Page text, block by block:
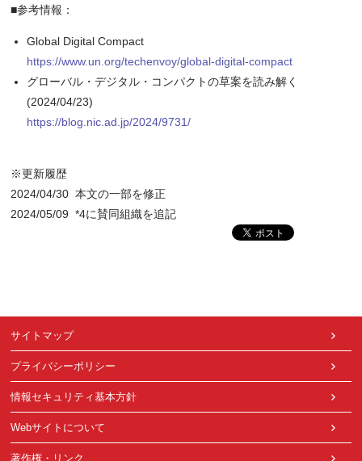
■参考情報：
Global Digital Compact
https://www.un.org/techenvoy/global-digital-compact
グローバル・デジタル・コンパクトの草案を読み解く
(2024/04/23)
https://blog.nic.ad.jp/2024/9731/
※更新履歴
2024/04/30 本文の一部を修正
2024/05/09 *4に賛同組織を追記
サイトマップ
プライバシーポリシー
情報セキュリティ基本方針
Webサイトについて
著作権・リンク